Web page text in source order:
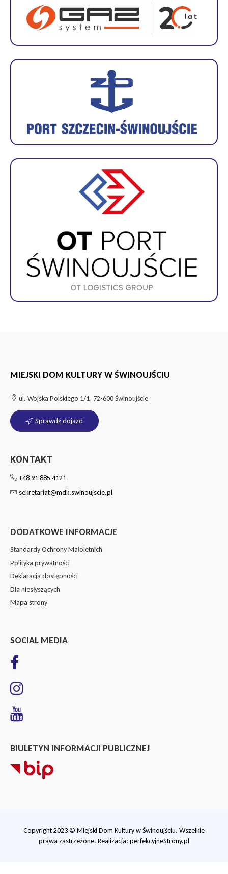
MIEJSKI DOM KULTURY W ŚWINOUJŚCIU
ul. Wojska Polskiego 1/1, 72-600 Świnoujście
Sprawdź dojazd
KONTAKT
+48 91 885 4121
sekretariat@mdk.swinoujscie.pl
DODATKOWE INFORMACJE
Standardy Ochrony Małoletnich
Polityka prywatności
Deklaracja dostępności
Dla niesłyszących
Mapa strony
SOCIAL MEDIA
BIULETYN INFORMACJI PUBLICZNEJ
Copyright 2023 © Miejski Dom Kultury w Świnoujściu. Wszelkie
prawa zastrzeżone. Realizacja: perfekcyjneStrony.pl